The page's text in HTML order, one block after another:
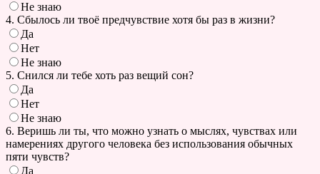
Не знаю
4. Сбылось ли твоё предчувствие хотя бы раз в жизни?
Да
Нет
Не знаю
5. Снился ли тебе хоть раз вещий сон?
Да
Нет
Не знаю
6. Веришь ли ты, что можно узнать о мыслях, чувствах или
намерениях другого человека без использования обычных
пяти чувств?
Да